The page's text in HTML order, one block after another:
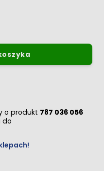
o produkt 787 036 056
do